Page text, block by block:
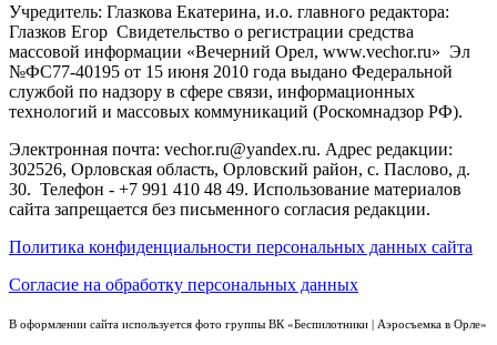
Учредитель: Глазкова Екатерина, и.о. главного редактора:
Глазков Егор Свидетельство о регистрации средства
массовой информации «Вечерний Орел, www.vechor.ru» Эл
№ФС77-40195 от 15 июня 2010 года выдано Федеральной
службой по надзору в сфере связи, информационных
технологий и массовых коммуникаций (Роскомнадзор РФ).
Электронная почта: vechor.ru@yandex.ru. Адрес редакции:
302526, Орловская область, Орловский район, с. Паслово, д.
30. Телефон - +7 991 410 48 49. Использование материалов
сайта запрещается без письменного согласия редакции.
Политика конфиденциальности персональных данных сайта
Согласие на обработку персональных данных
В оформлении сайта используется фото группы ВК «Беспилотники | Аэросъемка в Орле»